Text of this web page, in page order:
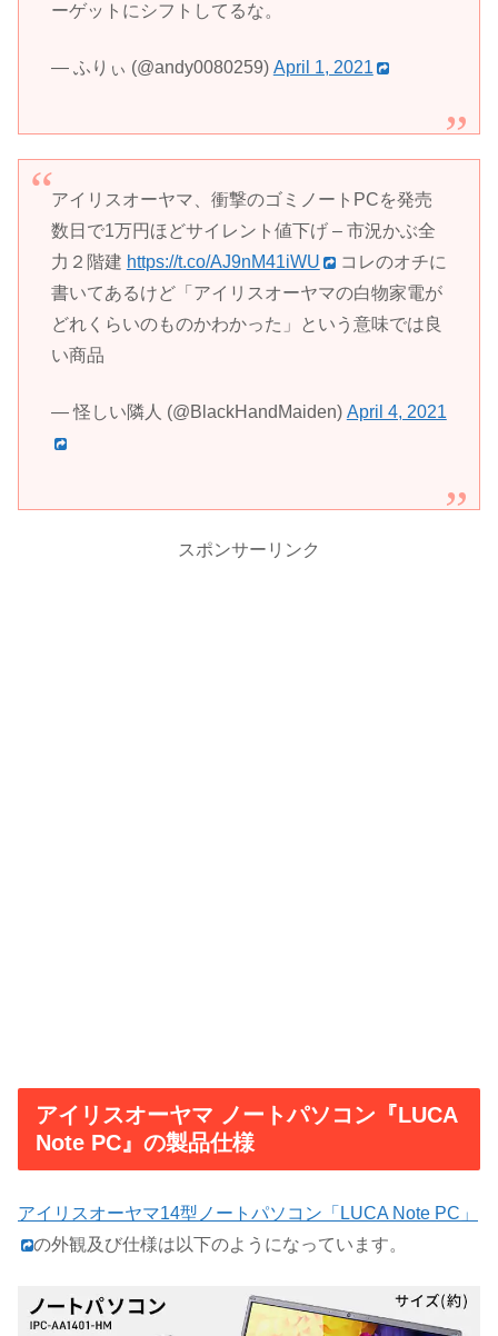
ーゲットにシフトしてるな。
— ふりぃ (@andy0080259) April 1, 2021
アイリスオーヤマ、衝撃のゴミノートPCを発売
数日で1万円ほどサイレント値下げ – 市況かぶ全
力２階建 https://t.co/AJ9nM41iWU
コレのオチに
書いてあるけど「アイリスオーヤマの白物家電が
どれくらいのものかわかった」という意味では良
い商品
— 怪しい隣人 (@BlackHandMaiden) April 4, 2021
スポンサーリンク
アイリスオーヤマ ノートパソコン『LUCA
Note PC』の製品仕様
アイリスオーヤマ14型ノートパソコン「LUCA Note PC」
の外観及び仕様は以下のようになっています。